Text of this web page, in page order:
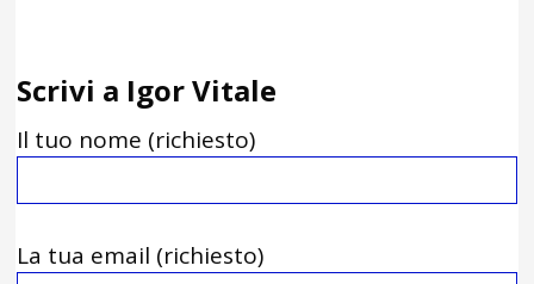
Scrivi a Igor Vitale
Il tuo nome (richiesto)
La tua email (richiesto)